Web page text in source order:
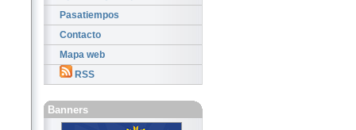
Pasatiempos
Contacto
Mapa web
RSS
Banners